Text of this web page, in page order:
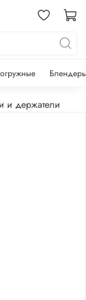
и держатели